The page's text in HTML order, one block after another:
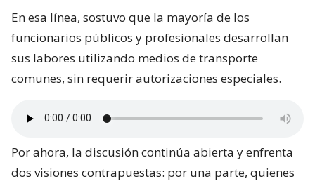
En esa línea, sostuvo que la mayoría de los
funcionarios públicos y profesionales desarrollan
sus labores utilizando medios de transporte
comunes, sin requerir autorizaciones especiales.
Por ahora, la discusión continúa abierta y enfrenta
dos visiones contrapuestas: por una parte, quienes